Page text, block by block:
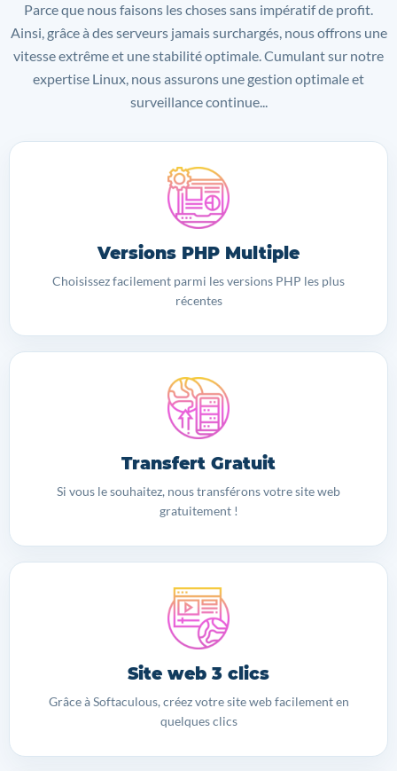
Parce que nous faisons les choses sans impératif de profit.
Ainsi, grâce à des serveurs jamais surchargés, nous offrons une
vitesse extrême et une stabilité optimale. Cumulant sur notre
expertise Linux, nous assurons une gestion optimale et
surveillance continue...
Versions PHP Multiple
Choisissez facilement parmi les versions PHP les plus
récentes
Transfert Gratuit
Si vous le souhaitez, nous transférons votre site web
gratuitement !
Site web 3 clics
Grâce à Softaculous, créez votre site web facilement en
quelques clics